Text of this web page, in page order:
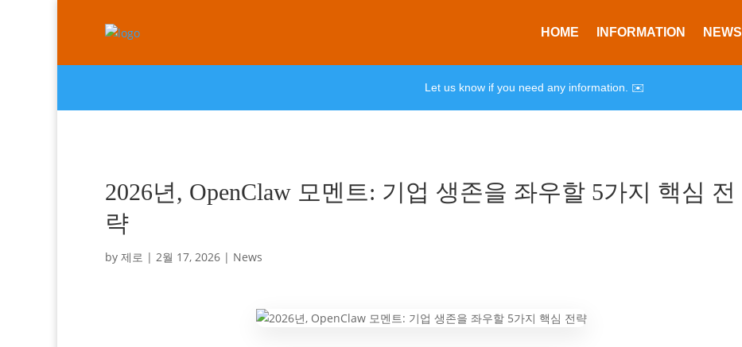
HOME INFORMATION NEWS
Let us know if you need any information. ✉️
2026년, OpenClaw 모멘트: 기업 생존을 좌우할 5가지 핵심 전
략
by 제로 | 2월 17, 2026 | News